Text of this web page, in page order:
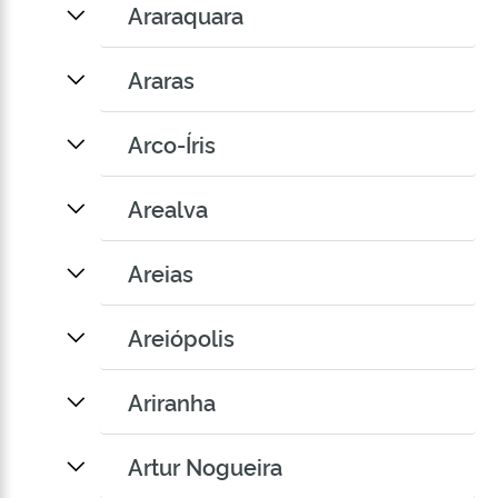
Araraquara
Araras
Arco-Íris
Arealva
Areias
Areiópolis
Ariranha
Artur Nogueira